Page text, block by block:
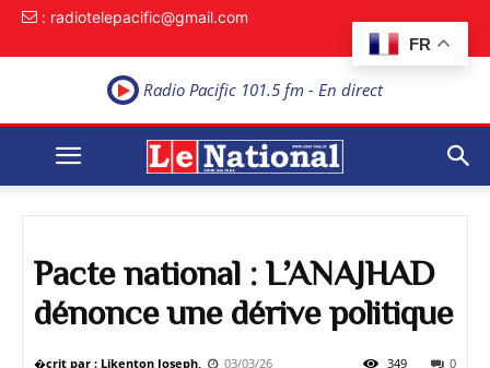
FR
: radiotelepacific@gmail.com
Radio Pacific 101.5 fm - En direct
Pacte national : L’ANAJHAD
dénonce une dérive politique
�crit par : Likenton Joseph, 03/03/26 0
349